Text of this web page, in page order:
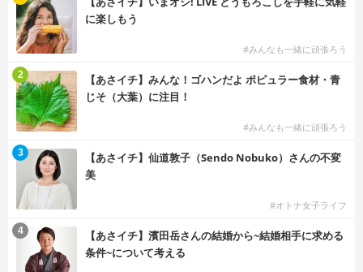
に楽しもう
#みんなも一緒に頑張ろう
【あさイチ】みんな！ゴハンだよ ポピュラー食材・青
じそ（大葉）に注目！
#みんなも一緒に頑張ろう
2
【あさイチ】仙道敦子（Sendo Nobuko）さんの不変
美
#オトナ女子ライフ
3
【あさイチ】濱田岳さんの結婚から~結婚相手に求める
条件~について考える
4